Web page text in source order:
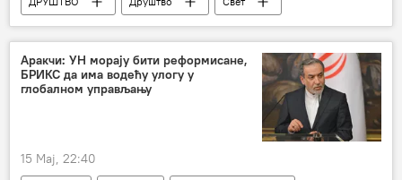
Дијамант
драгуљи
аукција
Велика Британија
Аракчи: УН морају бити реформисане,
БРИКС да има водећу улогу у
глобалном управљању
15 Мај, 22:40